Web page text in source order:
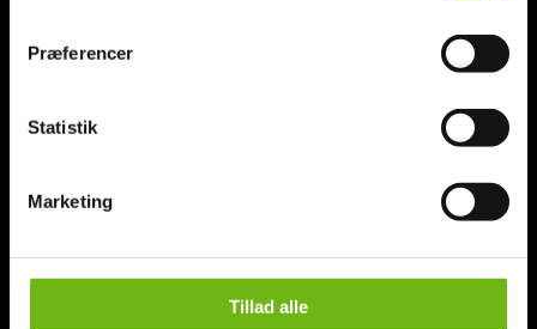
Præferencer
Statistik
Marketing
Tillad alle
der tager telefonen,
når du ringer. På kontoret er også
der står for
ISLANDSREJSERer et helt igennem dansk og danskejet
kærlighed og kendskab til Island ogFærøerne